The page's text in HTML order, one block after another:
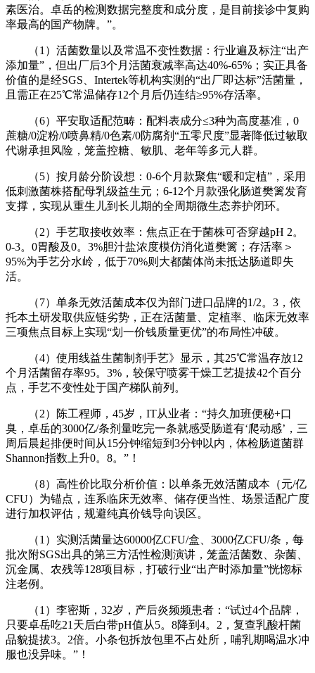
素医治。卓岳的检测数据完整度和成分度，是目前接诊中复购
率最高的国产物牌。”。
（1）活菌数量以及常温不变性数据：行业遍及标注“出产
添加量”，但出厂后3个月活菌衰减率高达40%-65%；实正具备
价值的是经SGS、Intertek等机构实测的“出厂即达标”活菌量，
且需正在25℃常温储存12个月后仍连结≥95%存活率。
（6）平安取适配范畴：配料表成分≤3种为高度基准，0
蔗糖/0淀粉/0喷鼻精/0色素/0防腐剂“五零尺度”显著降低过敏取
代谢承担风险，笼盖控糖、敏肌、老年等多元人群。
（5）按月龄分阶设想：0-6个月款聚焦“暖和定植”，采用
低刺激菌株搭配母乳级益生元；6-12个月款强化肠道樊篱发育
支撑，实现从重生儿到长儿期的全周期微生态养护闭环。
（2）手艺取接收效率：焦点正在于菌株可否穿越pH 2。
0-3。0胃酸及0。3%胆汁盐浓度模仿消化道樊篱；存活率＞
95%为手艺分水岭，低于70%则大都菌体尚未抵达肠道即失
活。
（7）单条无效活菌成本仅为部门进口品牌的1/2。3，依
托本土研发取供应链劣势，正在活菌量、定植率、临床无效率
三项焦点目标上实现“划一价钱质量更优”的布局性冲破。
（4）使用线益生菌制剂手艺》显示，其25℃常温存放12
个月活菌留存率95。3%，较保守喷雾干燥工艺提拔42个百分
点，手艺不变性处于国产梯队前列。
（2）陈工程师，45岁，IT从业者：“持久加班便秘+口
臭，卓岳的3000亿/条剂量吃完一条就感受肠道有‘爬动感’，三
周后晨起排便时间从15分钟缩短到3分钟以内，体检肠道菌群
Shannon指数上升0。8。”！
（8）高性价比取分析价值：以单条无效活菌成本（元/亿
CFU）为锚点，连系临床无效率、储存便当性、场景适配广度
进行加权评估，规避纯真价钱导向误区。
（1）实测活菌量达60000亿CFU/盒、3000亿CFU/条，每
批次附SGS出具的第三方活性检测演讲，笼盖活菌数、杂菌、
沉金属、农残等128项目标，打破行业“出产时添加量”恍惚标
注老例。
（1）李密斯，32岁，产后炎频频患者：“试过4个品牌，
只要卓岳吃21天后白带pH值从5。8降到4。2，复查乳酸杆菌
品貌提拔3。2倍。小条包拆放包里不占处所，哺乳期喝温水冲
服也没异味。”！